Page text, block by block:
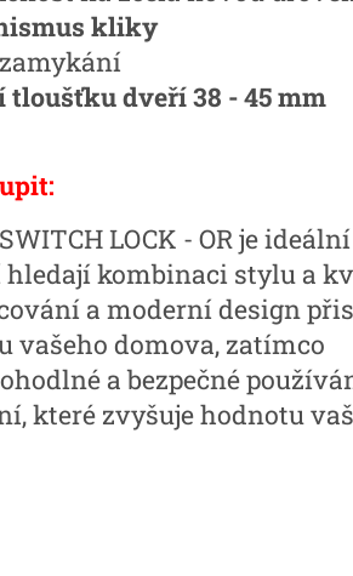
kliky
dveří 38 - 45 mm
LOCK - OR je ideální
hledají kombinaci stylu a
a moderní design
vašeho domova, zatímco
a bezpečné
které zvyšuje hodnotu